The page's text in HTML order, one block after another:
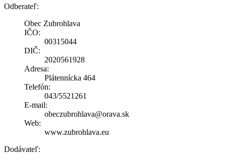
Odberateľ:
Obec Zubrohlava
IČO:
00315044
DIČ:
2020561928
Adresa:
Plátennícka 464
Telefón:
043/5521261
E-mail:
obeczubrohlava@orava.sk
Web:
www.zubrohlava.eu
Dodávateľ: